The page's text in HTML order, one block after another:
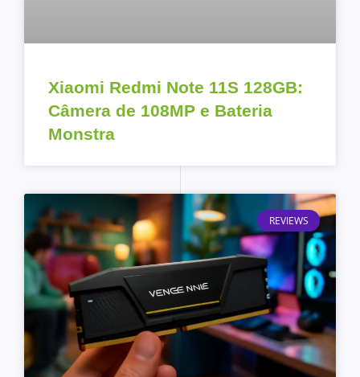
Xiaomi Redmi Note 11S 128GB:
Câmera de 108MP e Bateria
Monstra
REVIEWS